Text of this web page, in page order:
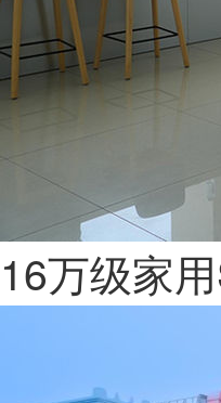
16万级家